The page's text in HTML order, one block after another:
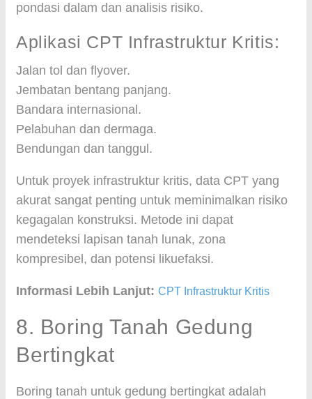
pondasi dalam dan analisis risiko.
Aplikasi CPT Infrastruktur Kritis:
Jalan tol dan flyover.
Jembatan bentang panjang.
Bandara internasional.
Pelabuhan dan dermaga.
Bendungan dan tanggul.
Untuk proyek infrastruktur kritis, data CPT yang
akurat sangat penting untuk meminimalkan risiko
kegagalan konstruksi. Metode ini dapat
mendeteksi lapisan tanah lunak, zona
kompresibel, dan potensi likuefaksi.
Informasi Lebih Lanjut: CPT Infrastruktur Kritis
8. Boring Tanah Gedung
Bertingkat
Boring tanah untuk gedung bertingkat adalah